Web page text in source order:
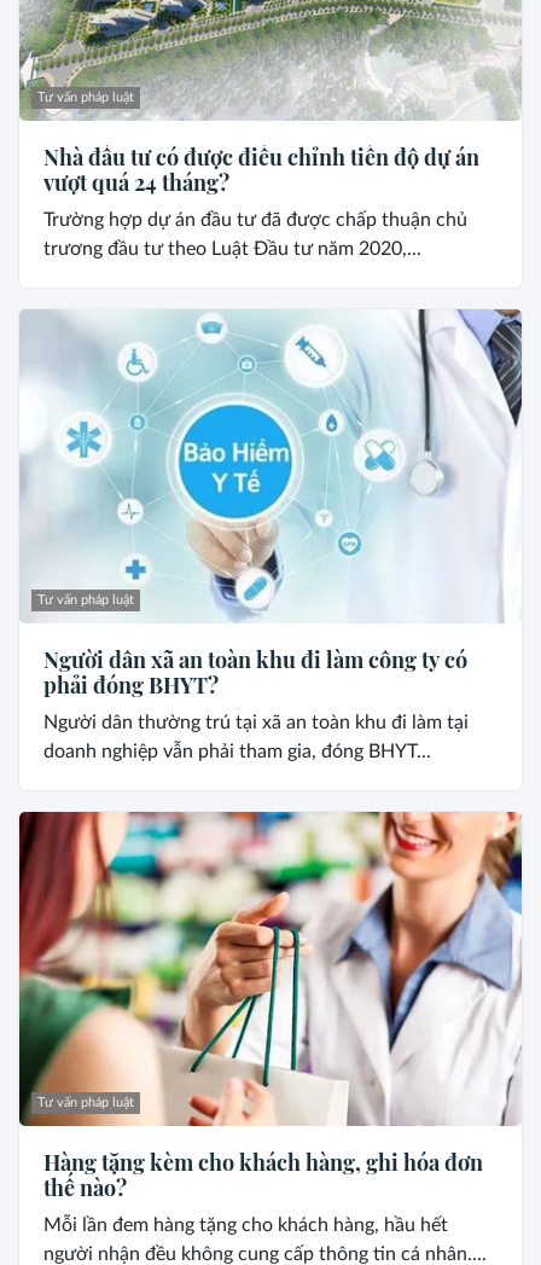
Tư vấn pháp luật
Nhà đầu tư có được điều chỉnh tiến độ dự án
vượt quá 24 tháng?
Trường hợp dự án đầu tư đã được chấp thuận chủ
trương đầu tư theo Luật Đầu tư năm 2020,...
Tư vấn pháp luật
Người dân xã an toàn khu đi làm công ty có
phải đóng BHYT?
Người dân thường trú tại xã an toàn khu đi làm tại
doanh nghiệp vẫn phải tham gia, đóng BHYT...
Tư vấn pháp luật
Hàng tặng kèm cho khách hàng, ghi hóa đơn
thế nào?
Mỗi lần đem hàng tặng cho khách hàng, hầu hết
người nhận đều không cung cấp thông tin cá nhân....